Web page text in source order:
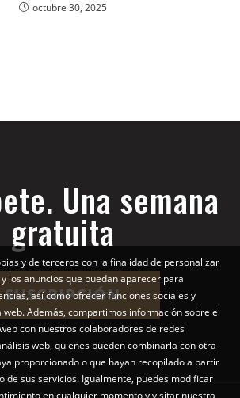
octubre 30, 2025
Una semana
gratuita
SUSCRIPCIÓN
y de terceros con la finalidad de personalizar
los anuncios que puedan aparecer para
así como ofrecer funciones sociales y
Además, compartimos información sobre el
con nuestros colaboradores de redes
web, quienes pueden combinarla con otra
proporcionado o que hayan recopilado a partir
de sus servicios. Igualmente, puedes modificar
en cualquier momento y visitar nuestra